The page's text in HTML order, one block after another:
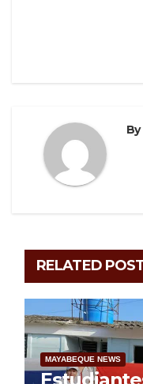
By
RELATED
MAYABEQUE NEWS